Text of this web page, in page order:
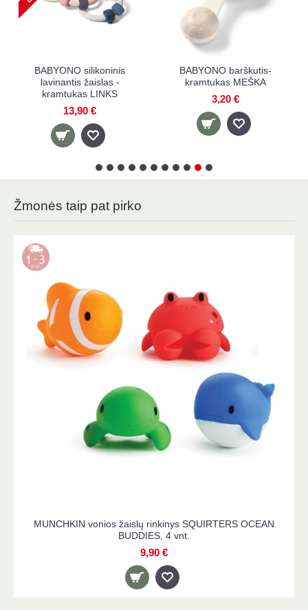
BABYONO barškutis-
kramtukas MEŠKA
3,20 €
BABYONO lavinamasis
kramtukas su barškučiu
BRAŠKĖ
6,90 €
Žmonės taip pat pirko
MUNCHKIN vonios žaislų rinkinys SQUIRTERS OCEAN
BUDDIES, 4 vnt.
9,90 €